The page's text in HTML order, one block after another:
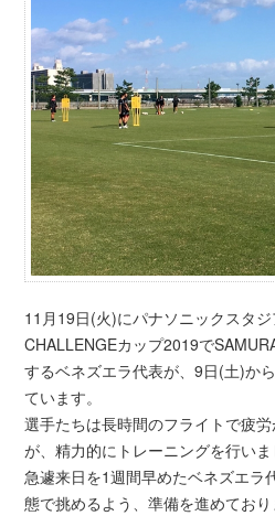
11月19日(火)にパナソニックスタ
CHALLENGEカップ2019で
するベネズエラ代表が、9日(土)か
ています。
選手たちは長時間のフライトで疲
が、精力的にトレーニングを行いま
急遽来日を1週間早めたベネズエラ
態で挑めるよう、準備を進めており